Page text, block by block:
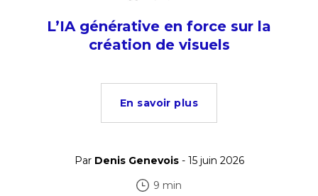
L’IA générative en force sur la
création de visuels
En savoir plus
Par Denis Genevois- 15 juin 2026
9 min